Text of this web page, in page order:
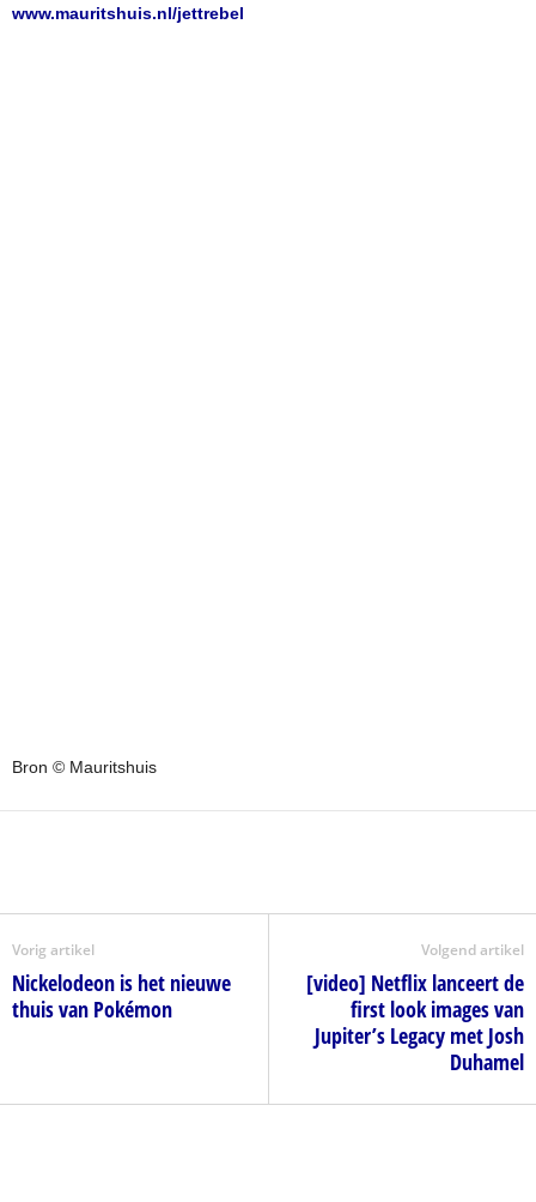
www.mauritshuis.nl/jettrebel
Bron © Mauritshuis
Vorig artikel
Nickelodeon is het nieuwe
thuis van Pokémon
Volgend artikel
[video] Netflix lanceert de
first look images van
Jupiter’s Legacy met Josh
Duhamel